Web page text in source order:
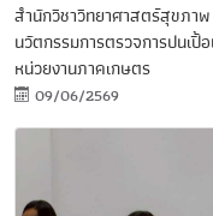
สำนักวิชาวิทยาศาสตร์สุขภา
นวัตกรรมการตรวจการปนเ
หน่วยงานภาคเกษตร
09/06/2569